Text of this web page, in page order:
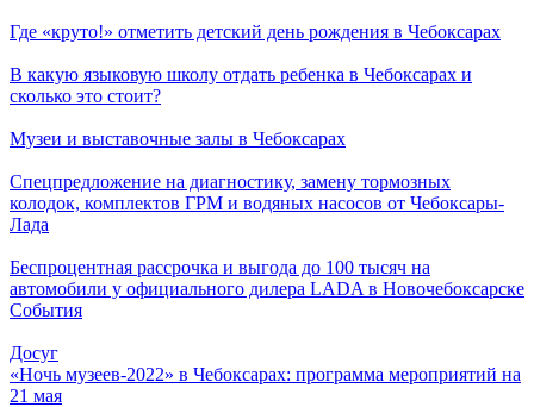
Где «круто!» отметить детский день рождения в Чебоксарах
В какую языковую школу отдать ребенка в Чебоксарах и
сколько это стоит?
Музеи и выставочные залы в Чебоксарах
Спецпредложение на диагностику, замену тормозных
колодок, комплектов ГРМ и водяных насосов от Чебоксары-
Лада
Беспроцентная рассрочка и выгода до 100 тысяч на
автомобили у официального дилера LADA в Новочебоксарске
События
Досуг
«Ночь музеев-2022» в Чебоксарах: программа мероприятий на
21 мая